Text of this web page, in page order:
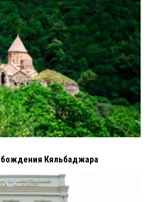
Кяльбаджара